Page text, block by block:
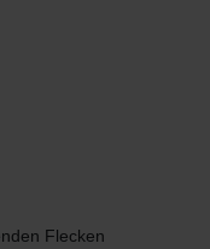
Flecken